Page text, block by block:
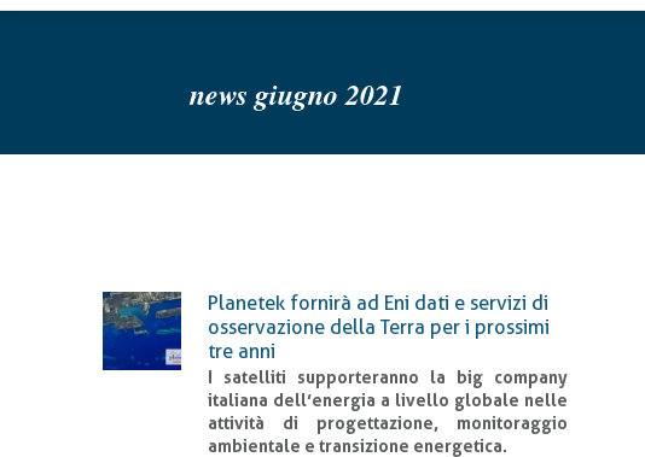
news giugno 2021
Planetek fornirà ad Eni dati e servizi di
osservazione della Terra per i prossimi
tre anni
I satelliti supporteranno la big company
italiana dell’energia a livello globale nelle
attività di progettazione, monitoraggio
ambientale e transizione energetica.